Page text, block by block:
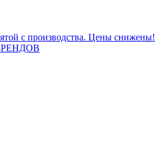
с производства. Цены снижены!